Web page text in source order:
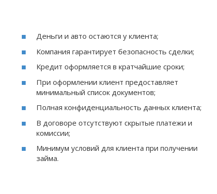
Деньги и авто остаются у клиента;
Компания гарантирует безопасность сделки;
Кредит оформляется в кратчайшие сроки;
При оформлении клиент предоставляет
минимальный список документов;
Полная конфиденциальность данных клиента;
В договоре отсутствуют скрытые платежи и
комиссии;
Минимум условий для клиента при получении
займа.